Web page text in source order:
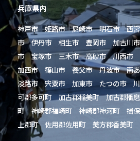
兵庫県内
神戸市 姫路市 尼崎市 明石市 西
市 伊丹市 相生市 豊岡市 加古川
市 宝塚市 三木市 高砂市 川西
加西市 篠山市 養父市 丹波市 南
淡路市 宍粟市 加東市 たつの市 川
可郡多可町 加古郡稲美町 加古郡播
町 神崎郡福崎町 神崎郡神河町 揖
上郡町 佐用郡佐用町 美方郡香美町